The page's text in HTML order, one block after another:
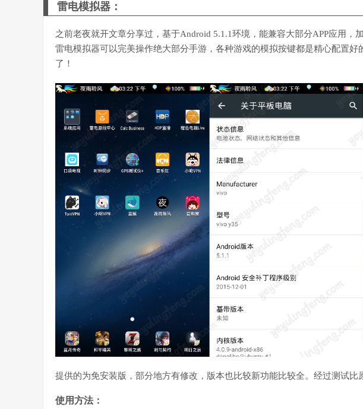
雷电模拟器：
之前老夜就开文章分享过，基于Android 5.1.1环境，能兼容大部分APP应用，
雷电模拟器可以完美操作绝大部分手游，各种游戏的模拟按键都是精心配置
了！
提供的为免安装版，部分地方有修改，版本也比较新功能比较全。经过测试比
使用方法：